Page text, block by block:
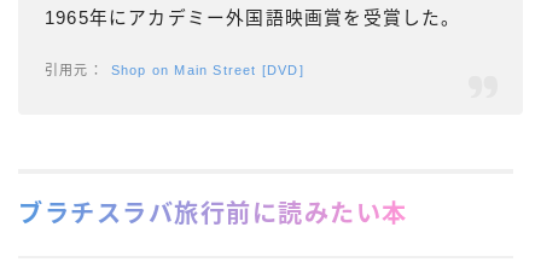
1965年にアカデミー外国語映画賞を受賞した。
Shop on Main Street [DVD]
ブラチスラバ旅行前に読みたい本